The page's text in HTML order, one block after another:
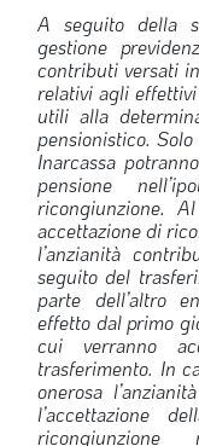
A seguito della
gestione
contributi versati
relativi agli
utili alla
pensionistico.
Inarcassa
pensione
ricongiunzione.
accettazione di
l’anzianità
seguito del
parte dell’altro
effetto dal primo
cui verranno
trasferimento. In
onerosa
l’accettazione
ricongiunzione